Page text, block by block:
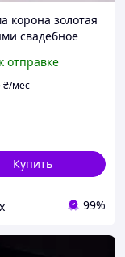
корона золотая
свадебное
для невесты
отправке
₴/мес
Купить
99%